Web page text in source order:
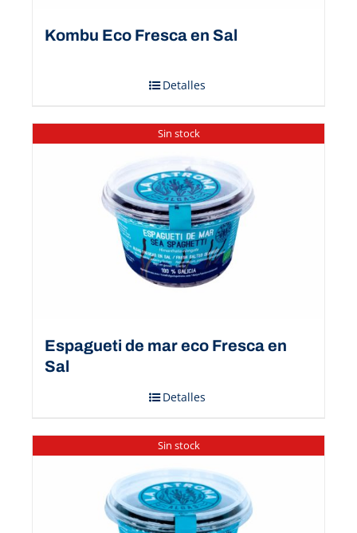
Kombu Eco Fresca en Sal
Detalles
Sin stock
Espagueti de mar eco Fresca en
Sal
Detalles
Sin stock